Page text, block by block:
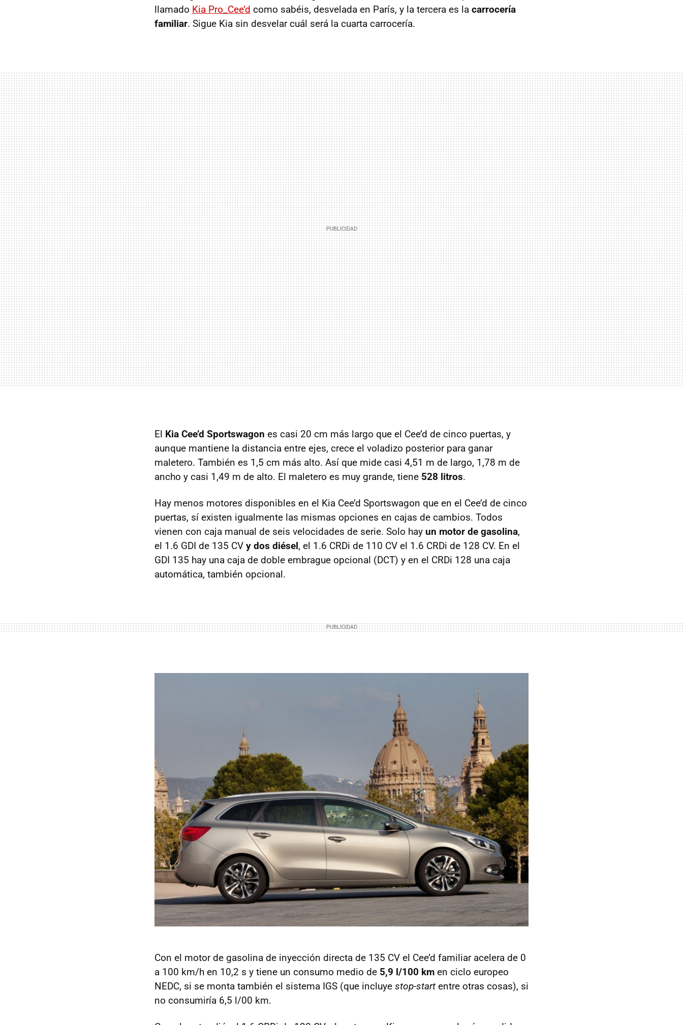
llamado Kia Pro_Cee’d como sabéis, desvelada en París, y la tercera es la carrocería
familiar. Sigue Kia sin desvelar cuál será la cuarta carrocería.
El Kia Cee’d Sportswagon es casi 20 cm más largo que el Cee’d de cinco puertas, y
aunque mantiene la distancia entre ejes, crece el voladizo posterior para ganar
maletero. También es 1,5 cm más alto. Así que mide casi 4,51 m de largo, 1,78 m de
ancho y casi 1,49 m de alto. El maletero es muy grande, tiene 528 litros.
Hay menos motores disponibles en el Kia Cee’d Sportswagon que en el Cee’d de cinco
puertas, sí existen igualmente las mismas opciones en cajas de cambios. Todos
vienen con caja manual de seis velocidades de serie. Solo hay un motor de gasolina,
el 1.6 GDI de 135 CV y dos diésel, el 1.6 CRDi de 110 CV el 1.6 CRDi de 128 CV. En el
GDI 135 hay una caja de doble embrague opcional (DCT) y en el CRDi 128 una caja
automática, también opcional.
Con el motor de gasolina de inyección directa de 135 CV el Cee’d familiar acelera de 0
a 100 km/h en 10,2 s y tiene un consumo medio de 5,9 l/100 km en ciclo europeo
NEDC, si se monta también el sistema IGS (que incluye stop-start entre otras cosas), si
no consumiría 6,5 l/00 km.